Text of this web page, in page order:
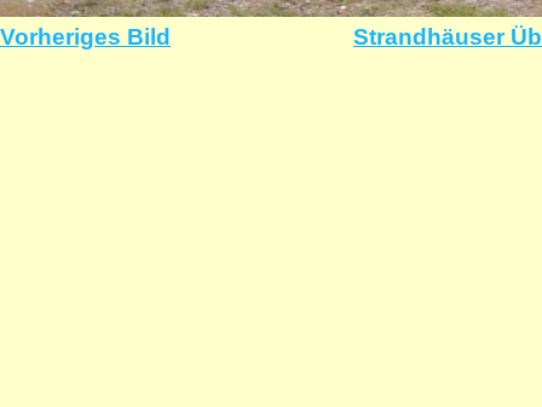
Vorheriges Bild Strandhäuser